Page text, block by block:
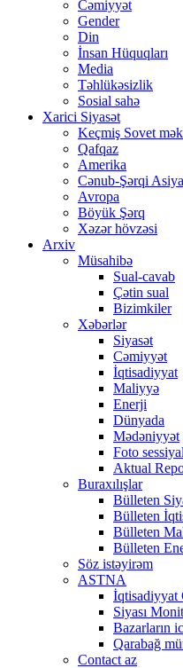
Cəmiyyət
Gender
Din
İnsan Hüquqları
Media
Təhlükəsizlik
Sosial sahə
Xarici Siyasət
Keçmiş Sovet
Qafqaz
Amerika
Cənub-Şərqi Asiya
Avropa
Böyük Şərq
Xəzər hövzəsi
Arxiv
Müsahibə
Sual-cavab
Çətin sual
Bizimkiler
Xəbərlər
Siyasət
Cəmiyyət
İqtisadiyyat
Maliyyə
Enerji
Dünyada
Mədəniyyət
Foto
Aktual
Buraxılışlar
Bülleten
Bülleten
Bülleten
Bülleten
Söz istəyirəm
ASTNA
İqtisadiyyat
Siyası
Bazarların
Qarabağ
Contact az